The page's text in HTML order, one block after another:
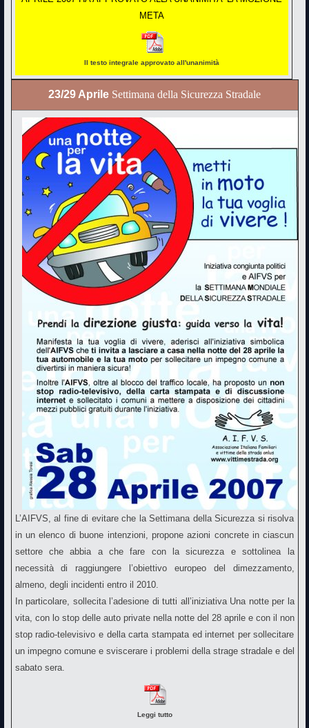
META
Il testo integrale approvato all'unanimità
23/29 Aprile Settimana della Sicurezza Stradale
L’AIFVS, al fine di evitare che la Settimana della Sicurezza si risolva
in un elenco di buone intenzioni, propone azioni concrete in ciascun
settore che abbia a che fare con la sicurezza e sottolinea la
necessità di raggiungere l’obiettivo europeo del dimezzamento,
almeno, degli incidenti entro il 2010.
In particolare, sollecita l’adesione di tutti all’iniziativa Una notte per la
vita, con lo stop delle auto private nella notte del 28 aprile e con il non
stop radio-televisivo e della carta stampata ed internet per sollecitare
un impegno comune e sviscerare i problemi della strage stradale e del
sabato sera.
Leggi tutto